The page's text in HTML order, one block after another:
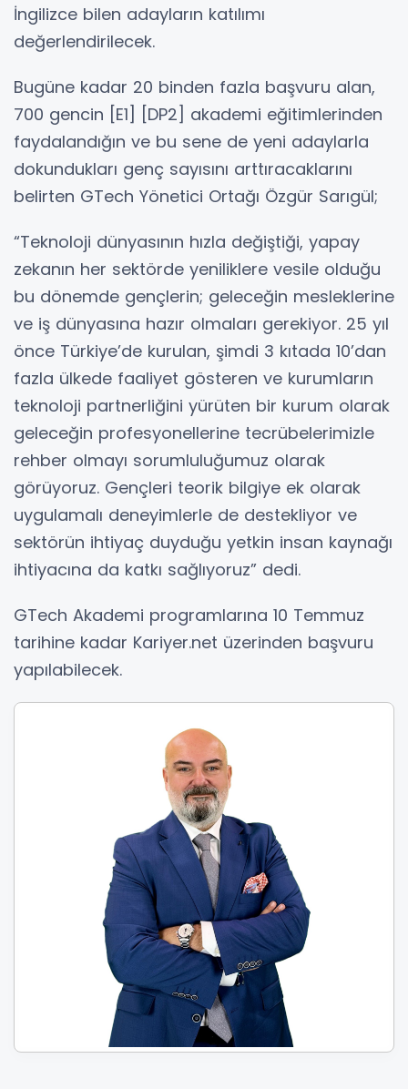
İngilizce bilen adayların katılımı
değerlendirilecek.
Bugüne kadar 20 binden fazla başvuru alan,
700 gencin [E1] [DP2] akademi eğitimlerinden
faydalandığın ve bu sene de yeni adaylarla
dokundukları genç sayısını arttıracaklarını
belirten GTech Yönetici Ortağı Özgür Sarıgül;
“Teknoloji dünyasının hızla değiştiği, yapay
zekanın her sektörde yeniliklere vesile olduğu
bu dönemde gençlerin; geleceğin mesleklerine
ve iş dünyasına hazır olmaları gerekiyor. 25 yıl
önce Türkiye’de kurulan, şimdi 3 kıtada 10’dan
fazla ülkede faaliyet gösteren ve kurumların
teknoloji partnerliğini yürüten bir kurum olarak
geleceğin profesyonellerine tecrübelerimizle
rehber olmayı sorumluluğumuz olarak
görüyoruz. Gençleri teorik bilgiye ek olarak
uygulamalı deneyimlerle de destekliyor ve
sektörün ihtiyaç duyduğu yetkin insan kaynağı
ihtiyacına da katkı sağlıyoruz” dedi.
GTech Akademi programlarına 10 Temmuz
tarihine kadar Kariyer.net üzerinden başvuru
yapılabilecek.